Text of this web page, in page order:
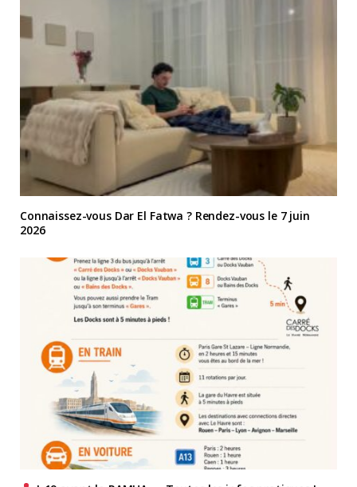
Connaissez-vous Dar El Fatwa ? Rendez-vous le 7 juin
2026